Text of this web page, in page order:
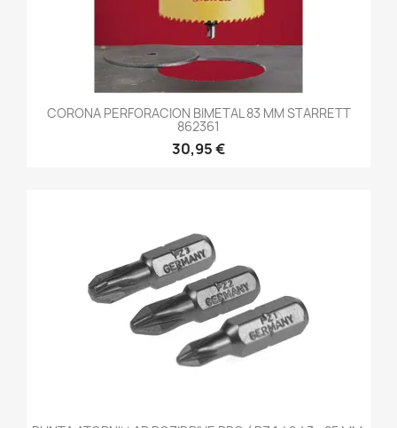
CORONA PERFORACION BIMETAL 83 MM STARRETT
862361
30,95 €